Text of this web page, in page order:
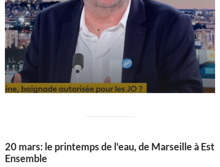
20 mars: le printemps de l'eau, de Marseille à Est
Ensemble